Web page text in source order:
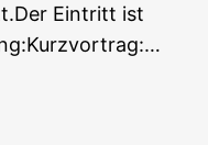
Eintritt ist